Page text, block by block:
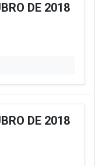
DE 2018
DE 2018